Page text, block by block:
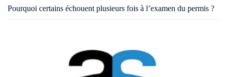
Pourquoi certains échouent plusieurs fois à l’examen du permis ?